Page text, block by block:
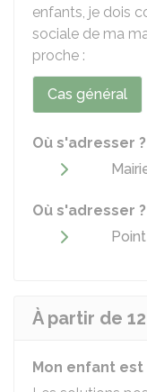
enfants, je dois
sociale de ma
proche :
Cas général
Où s'adresser ?
Où s'adresser ?
À partir de
Mon enfant